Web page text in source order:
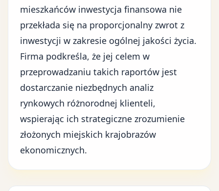
mieszkańców inwestycja finansowa nie
przekłada się na proporcjonalny zwrot z
inwestycji w zakresie ogólnej jakości życia.
Firma podkreśla, że jej celem w
przeprowadzaniu takich raportów jest
dostarczanie niezbędnych analiz
rynkowych różnorodnej klienteli,
wspierając ich strategiczne zrozumienie
złożonych miejskich krajobrazów
ekonomicznych.